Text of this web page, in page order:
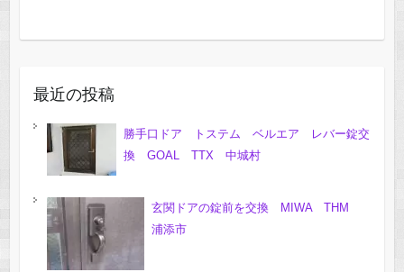
最近の投稿
勝手口ドア トステム ベルエア レバー錠交
換 GOAL TTX 中城村
玄関ドアの錠前を交換 MIWA THM
浦添市